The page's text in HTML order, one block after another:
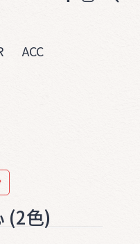
ACC
(2色)